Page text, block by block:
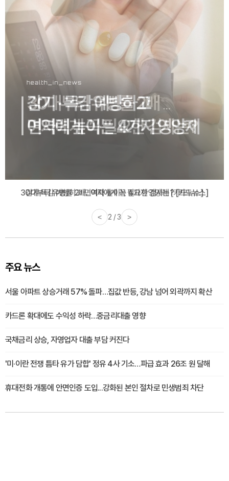
감기·독감 예방하고 면역력 높이는 4가지 영양제 [카드뉴스]
< 3 / 3 >
주요 뉴스
서울 아파트 상승거래 57% 돌파…집값 반등, 강남 넘어 외곽까지 확산
카드론 확대에도 수익성 하락…중금리대출 영향
국채금리 상승, 자영업자 대출 부담 커진다
'미·이란 전쟁 틈타 유가 담합' 정유 4사 기소…파급 효과 26조 원 달해
휴대전화 개통에 안면인증 도입...강화된 본인 절차로 민생범죄 차단